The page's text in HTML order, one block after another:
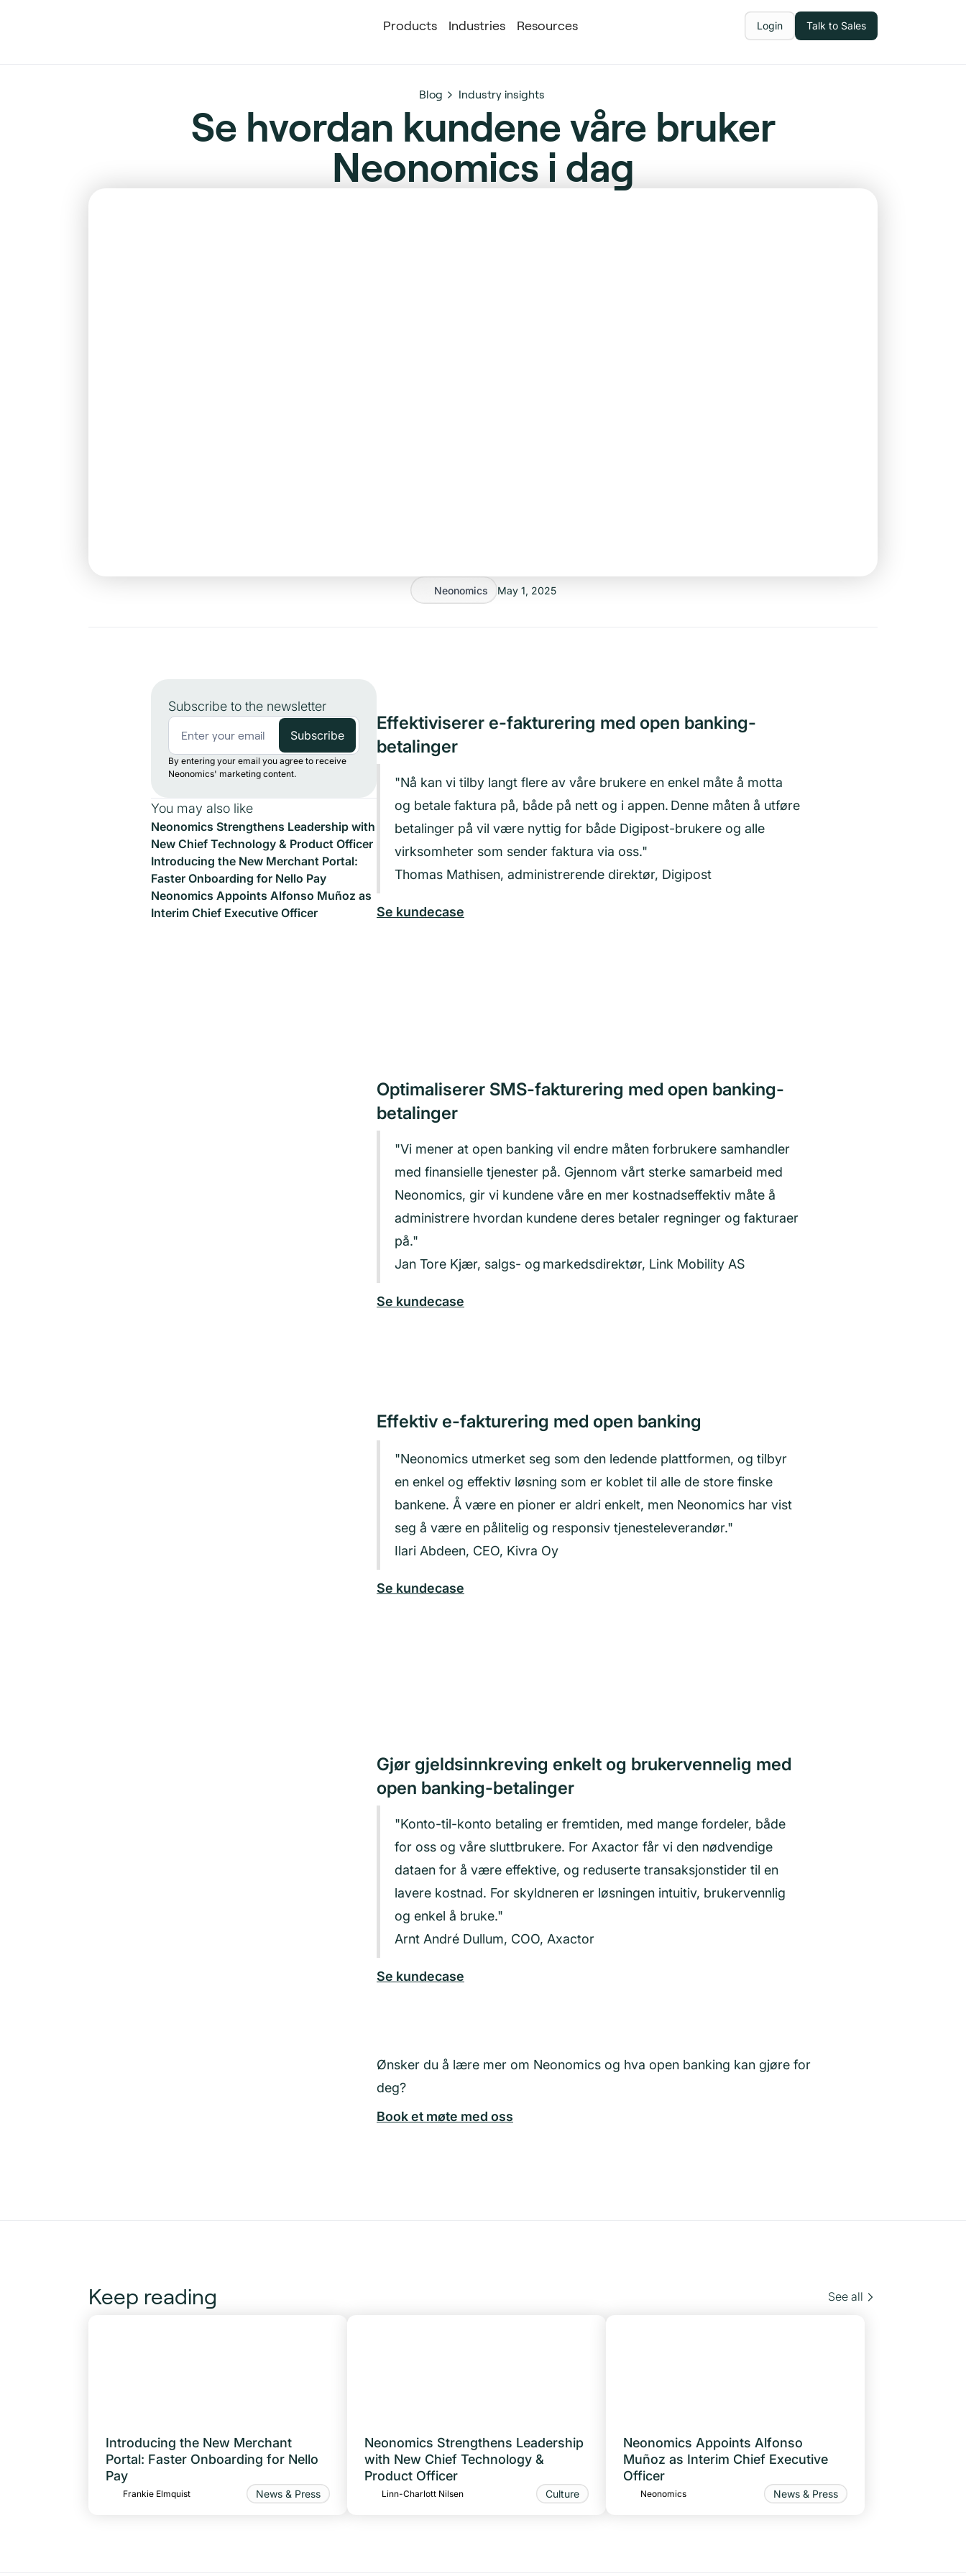
Products Industries Resources Login Talk to Sales
Blog Industry insights
Se hvordan kundene våre bruker
Neonomics i dag
Neonomics May 1, 2025
Subscribe to the newsletter
By entering your email you agree to receive
Neonomics' marketing content.
You may also like
Neonomics Strengthens Leadership with
New Chief Technology & Product Officer
Introducing the New Merchant Portal:
Faster Onboarding for Nello Pay
Neonomics Appoints Alfonso Muñoz as
Interim Chief Executive Officer
Effektiviserer e-fakturering med open banking-
betalinger
"Nå kan vi tilby langt flere av våre brukere en enkel måte å motta
og betale faktura på, både på nett og i appen. Denne måten å utføre
betalinger på vil være nyttig for både Digipost-brukere og alle
virksomheter som sender faktura via oss."
Thomas Mathisen, administrerende direktør, Digipost
Se kundecase
Optimaliserer SMS-fakturering med open banking-
betalinger
"Vi mener at open banking vil endre måten forbrukere samhandler
med finansielle tjenester på. Gjennom vårt sterke samarbeid med
Neonomics, gir vi kundene våre en mer kostnadseffektiv måte å
administrere hvordan kundene deres betaler regninger og fakturaer
på."
Jan Tore Kjær, salgs- og markedsdirektør, Link Mobility AS
Se kundecase
Effektiv e-fakturering med open banking
"Neonomics utmerket seg som den ledende plattformen, og tilbyr
en enkel og effektiv løsning som er koblet til alle de store finske
bankene. Å være en pioner er aldri enkelt, men Neonomics har vist
seg å være en pålitelig og responsiv tjenesteleverandør."
Ilari Abdeen, CEO, Kivra Oy
Se kundecase
Gjør gjeldsinnkreving enkelt og brukervennelig med
open banking-betalinger
"Konto-til-konto betaling er fremtiden, med mange fordeler, både
for oss og våre sluttbrukere. For Axactor får vi den nødvendige
dataen for å være effektive, og reduserte transaksjonstider til en
lavere kostnad. For skyldneren er løsningen intuitiv, brukervennlig
og enkel å bruke."
Arnt André Dullum, COO, Axactor
Se kundecase
Ønsker du å lære mer om Neonomics og hva open banking kan gjøre for
deg?
Book et møte med oss
Keep reading See all
Introducing the New Merchant
Portal: Faster Onboarding for Nello
Pay
Frankie Elmquist News & Press
Neonomics Strengthens Leadership
with New Chief Technology &
Product Officer
Linn-Charlott Nilsen Culture
Neonomics Appoints Alfonso
Muñoz as Interim Chief Executive
Officer
Neonomics News & Press